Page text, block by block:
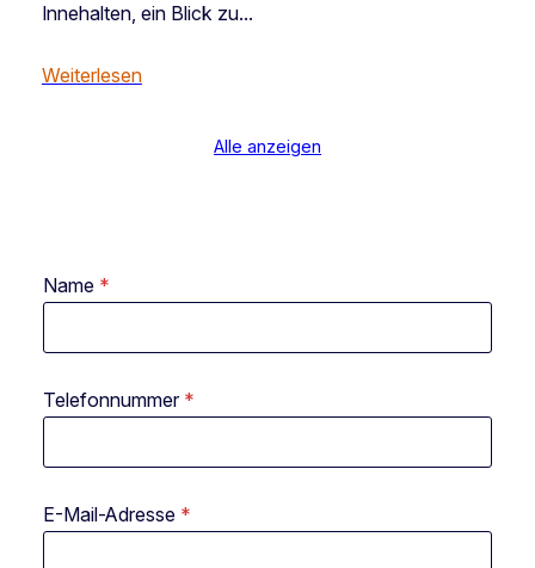
Innehalten, ein Blick zu…
Weiterlesen
Alle anzeigen
Name *
Telefonnummer *
e
l
E-Mail-Adresse *